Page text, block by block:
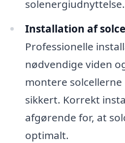
solenergiudnyttelse.
Installation af
Professionelle
nødvendige viden
montere
sikkert. Korrekt
afgørende for, at
optimalt.